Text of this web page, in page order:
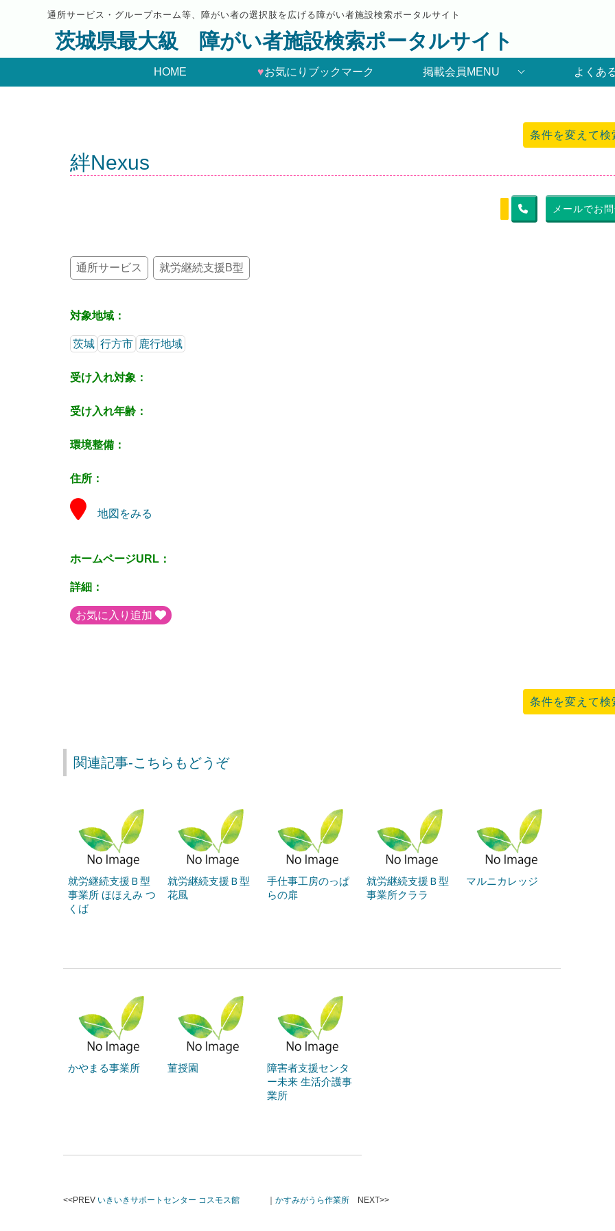
通所サービス・グループホーム等、障がい者の選択肢を広げる障がい者施設検索ポータルサイト
茨城県最大級 障がい者施設検索ポータルサイト
HOME ♥お気にりブックマーク 掲載会員MENU よくあ
条件を変えて検
絆Nexus
メールでお
通所サービス 就労継続支援B型
対象地域：
茨城 行方市 鹿行地域
受け入れ対象：
受け入れ年齢：
環境整備：
住所：
地図をみる
ホームページURL：
詳細：
お気に入り追加
条件を変えて検
関連記事-こちらもどうぞ
就労継続支援Ｂ型
事業所 ほほえみ つ
くば
就労継続支援Ｂ型
花風
手仕事工房のっぱ
らの扉
就労継続支援Ｂ型
事業所クララ
マルニカレッジ
かやまる事業所 菫授園
障害者支援センタ
ー未来 生活介護事
業所
<<PREV いきいきサポートセンター コスモス館 ｜ かすみがうら作業所 NEXT>>